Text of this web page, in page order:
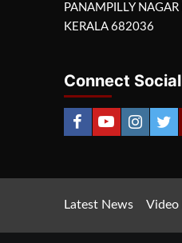
PANAMPILLY NAGAR
KERALA 682036
Connect
Latest News Video